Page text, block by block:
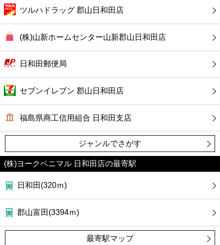
ファーストフード
ショッピング
銀行
公共
病院
ホテル
ツルハドラッグ 郡山日和田店
(株)山新ホームセンター山新郡山日和田店
日和田郵便局
セブンイレブン 郡山日和田店
福島県商工信用組合 日和田支店
ジャンルでさがす
(株)ヨークベニマル 日和田店の最寄駅
日和田(320ｍ)
郡山富田(3394ｍ)
最寄駅マップ